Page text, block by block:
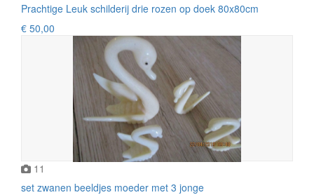
Prachtige Leuk schilderij drie rozen op doek 80x80cm
€ 50,00
11
set zwanen beeldjes moeder met 3 jonge